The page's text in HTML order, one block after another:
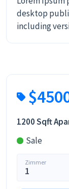
desktop
including
1200 Sqft
Sale
Zimmer
1